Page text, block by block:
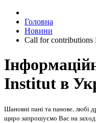
Головна
Новини
Call for contributions
Institut в
Шановні пані та панове, любі
щиро запрошуємо Вас на